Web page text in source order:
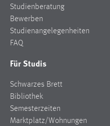
Studienberatung
Bewerben
Studienangelegenheiten
FAQ
Für Studis
Schwarzes Brett
Bibliothek
Semesterzeiten
Marktplatz/Wohnungen